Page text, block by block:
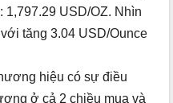
USD/OZ. Nhìn
tăng 3.04 USD/Ounce
hiệu có sự điều
ở cả 2 chiều mua và